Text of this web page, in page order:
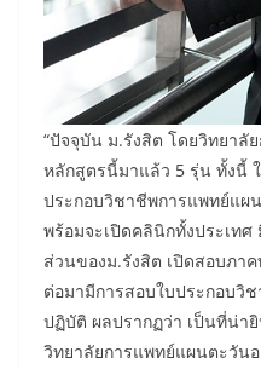
“ปัจจุบัน ม.รังสิต โดยวิทยาลั
หลักสูตรนี้มาแล้ว 5 รุ่น ทั้งนี้
ประกอบวิชาชีพการแพทย์แผ
พร้อมจะเปิดคลินิกทั้งประเท
ส่วนของม.รังสิต เปิดสอบภา
ต่อมามีการสอบใบประกอบวิ
ปฏิบัติ ผลปรากฏว่า เป็นที่น่า
วิทยาลัยการแพทย์แผนตะวัน